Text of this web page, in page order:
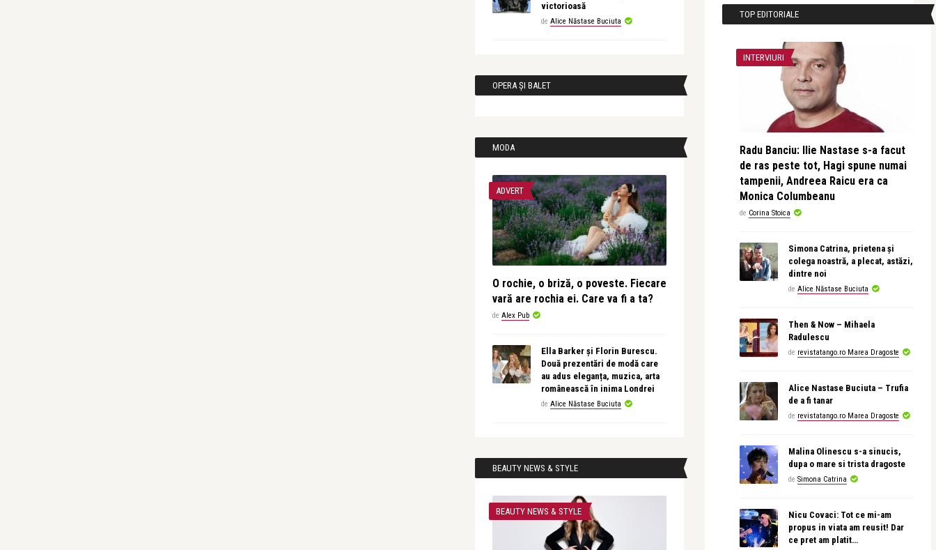
victorioasă
de Alice Năstase Buciuta
OPERA ȘI BALET
MODA
ADVERT
O rochie, o briză, o poveste. Fiecare
vară are rochia ei. Care va fi a ta?
de Alex Pub
Ella Barker și Florin Burescu.
Două prezentări de modă care
au adus eleganța, muzica, arta
românească în inima Londrei
de Alice Năstase Buciuta
BEAUTY NEWS & STYLE
BEAUTY NEWS & STYLE
TOP EDITORIALE
INTERVIURI
Radu Banciu: Ilie Nastase s-a facut
de ras peste tot, Hagi spune numai
tampenii, Andreea Raicu era ca
Monica Columbeanu
de Corina Stoica
Simona Catrina, prietena și
colega noastră, a plecat, astăzi,
dintre noi
de Alice Năstase Buciuta
Then & Now – Mihaela
Radulescu
de revistatango.ro Marea Dragoste
Alice Nastase Buciuta – Trufia
de a fi tanar
de revistatango.ro Marea Dragoste
Malina Olinescu s-a sinucis,
dupa o mare si trista dragoste
de Simona Catrina
Nicu Covaci: Tot ce mi-am
propus in viata am reusit! Dar
ce pret am platit…